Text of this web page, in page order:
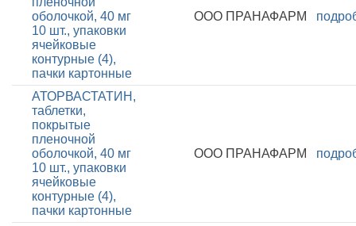
оболочкой, 40 мг
10 шт., упаковки
ячейковые
контурные (4),
пачки картонные
ООО ПРАНАФАРМ
АТОРВАСТАТИН,
таблетки,
покрытые
пленочной
оболочкой, 40 мг
10 шт., упаковки
ячейковые
контурные (4),
пачки картонные
ООО ПРАНАФАРМ